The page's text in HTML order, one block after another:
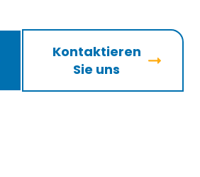
Kontaktieren
Sie uns